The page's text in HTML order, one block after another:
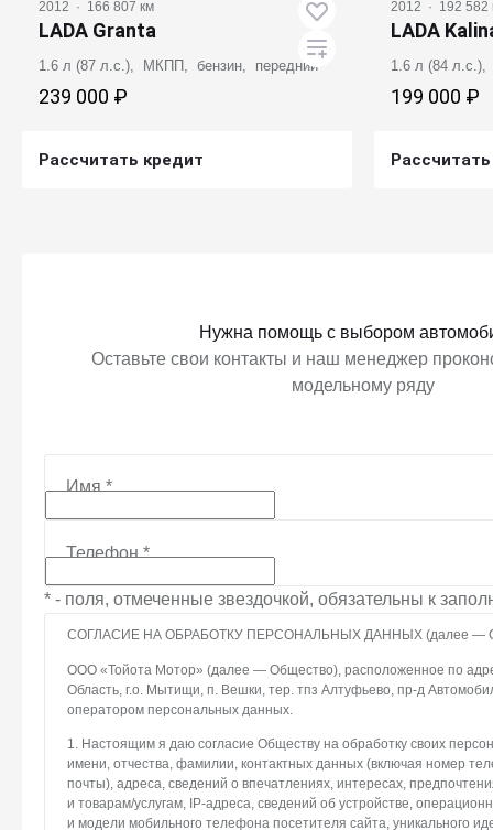
2012 · 166 807 км
LADA Granta
1.6 л (87 л.с.), МКПП, бензин, передний
239 000 ₽
Рассчитать кредит
2012 · 192 582
LADA
1.6 л (84
199 000 ₽
Нужна помощь с выбором
Оставьте свои контакты и наш менеджер
модельному ряду
Имя*
Телефон*
* - поля, отмеченные звездочкой, обязательны к
СОГЛАСИЕ НА ОБРАБОТКУ ПЕРСОНАЛЬНЫХ ДАННЫХ (далее —
ООО «Тойота Мотор» (далее — Общество), расположенное по
Область, г.о. Мытищи, п. Вешки, тер. тпз Алтуфьево, пр-д
оператором персональных данных.
1. Настоящим я даю согласие Обществу на обработку своих
имени, отчества, фамилии, контактных данных (включая номер
почты), адреса, сведений о впечатлениях, интересах,
и товарам/услугам, IP-адреса, сведений об устройстве,
и модели мобильного телефона посетителя сайта, уникального